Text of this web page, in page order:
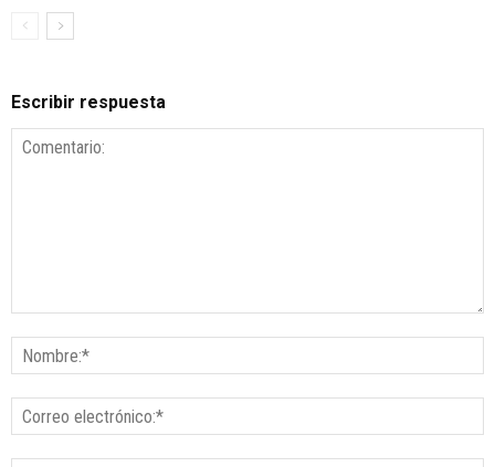
Escribir respuesta